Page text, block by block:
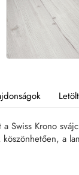
Swiss Krono
köszönhetően, a